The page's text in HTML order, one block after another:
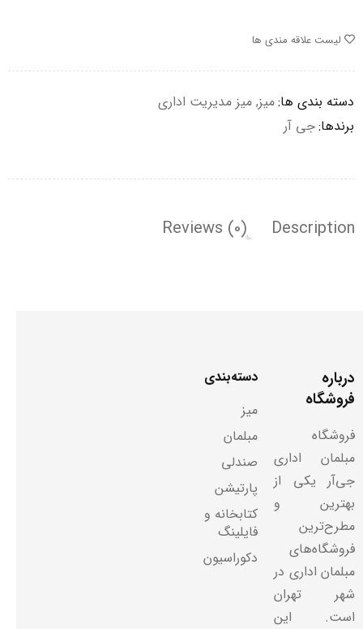
لیست علاقه مندی ها
دسته بندی ها:میز, میز مدیریت اداری
برندها:جی آر
Description
Reviews (0)
درباره
فروشگاه
فروشگاه
مبلمان اداری
جی‌آر یکی از
بهترین و
مطرح‌ترین
فروشگاه‌های
مبلمان اداری در
شهر تهران
است. این
دسته‌بندی
میز
مبلمان
صندلی
پارتیشن
کتابخانه و
فایلینگ
دکوراسیون